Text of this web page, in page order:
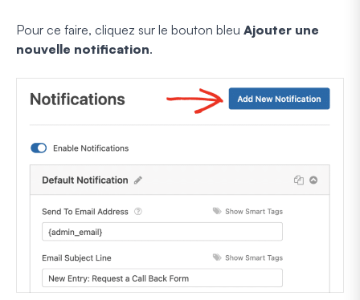
Pour ce faire, cliquez sur le bouton bleu Ajouter une
nouvelle notification.